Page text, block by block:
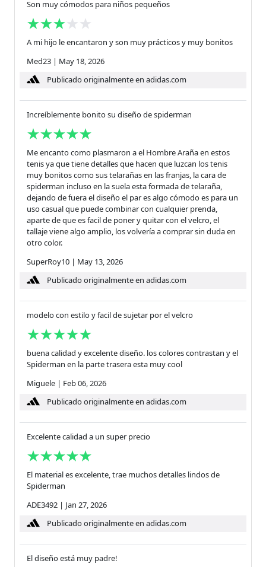
Son muy cómodos para niños pequeños
A mi hijo le encantaron y son muy prácticos y muy bonitos
Med23 | May 18, 2026
Publicado originalmente en adidas.com
Increíblemente bonito su diseño de spiderman
Me encanto como plasmaron a el Hombre Araña en estos
tenis ya que tiene detalles que hacen que luzcan los tenis
muy bonitos como sus telarañas en las franjas, la cara de
spiderman incluso en la suela esta formada de telaraña,
dejando de fuera el diseño el par es algo cómodo es para un
uso casual que puede combinar con cualquier prenda,
aparte de que es facil de poner y quitar con el velcro, el
tallaje viene algo amplio, los volvería a comprar sin duda en
otro color.
SuperRoy10 | May 13, 2026
Publicado originalmente en adidas.com
modelo con estilo y facil de sujetar por el velcro
buena calidad y excelente diseño. los colores contrastan y el
Spiderman en la parte trasera esta muy cool
Miguele | Feb 06, 2026
Publicado originalmente en adidas.com
Excelente calidad a un super precio
El material es excelente, trae muchos detalles lindos de
Spiderman
ADE3492 | Jan 27, 2026
Publicado originalmente en adidas.com
El diseño está muy padre!